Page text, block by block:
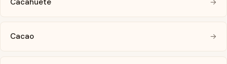
Cacao →